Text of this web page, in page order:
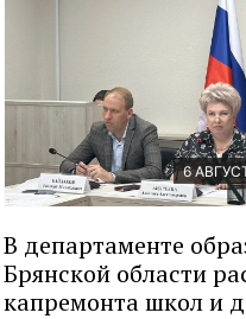
6
В департаменте
Брянской области
капремонта школ и